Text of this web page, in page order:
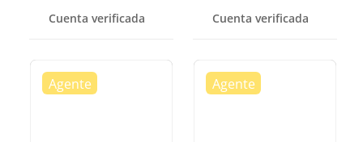
Cuenta verificada Cuenta verificada